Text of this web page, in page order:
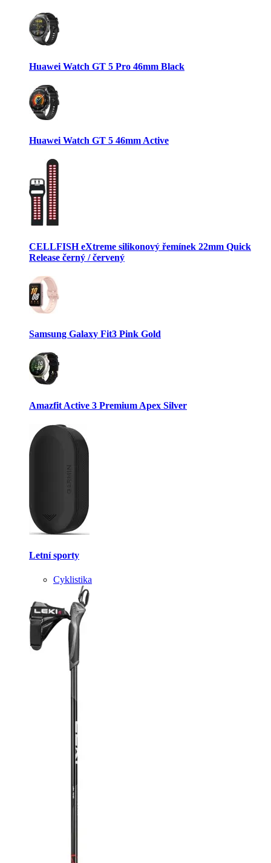
Huawei Watch GT 5 Pro 46mm Black
Huawei Watch GT 5 46mm Active
CELLFISH eXtreme silikonový řemínek 22mm Quick
Release černý / červený
Samsung Galaxy Fit3 Pink Gold
Amazfit Active 3 Premium Apex Silver
Letní sporty
Cyklistika